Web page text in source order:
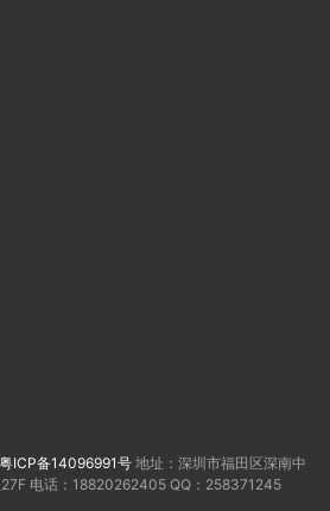
粤ICP备14096991号 地址：深圳市福田区深南中
电话：18820262405 QQ：258371245